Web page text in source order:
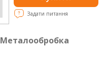
Задати питання
Металообробка